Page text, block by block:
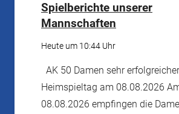
Spielberichte unserer
Mannschaften
Heute um 10:44 Uhr
AK 50 Damen sehr erfolgreicher
Heimspieltag am 08.08.2026
08.08.2026 empfingen die